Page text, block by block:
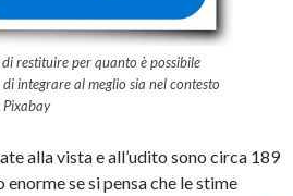
restituire per quanto è possibile
integrare al meglio sia nel contesto
alla vista e all’udito sono circa 189
se si pensa che le stime